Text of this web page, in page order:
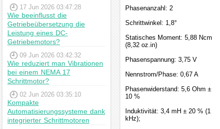
17 Jun 2026 03:47:28
Wie beeinflusst die
Getriebeübersetzung die
Leistung eines DC-
Getriebemotors?
09 Jun 2026 03:42:32
Wie reduziert man Vibrationen
bei einem NEMA 17
Schrittmotor?
02 Jun 2026 03:35:10
Kompakte
Automatisierungssysteme dank
integrierter Schrittmotoren
Phasenanzahl: 2
Schrittwinkel: 1,8°
Statisches Moment: 5,88 Ncm
(8,32 oz.in)
Phasenspannung: 3,75 V
Nennstrom/Phase: 0,67 A
Phasenwiderstand: 5,6 Ohm ±
10 %
Induktivität: 3,4 mH ± 20 % (1
kHz);